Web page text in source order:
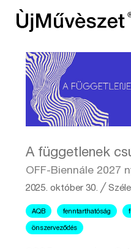
A függetlenek
OFF-Biennále 2027
2025. október 30. ╱
AQB fenntarthatóság
önszerveződés